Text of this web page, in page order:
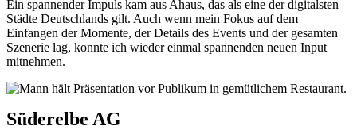
Ein spannender Impuls kam aus Ahaus, das als eine der digitalsten
Städte Deutschlands gilt. Auch wenn mein Fokus auf dem
Einfangen der Momente, der Details des Events und der gesamten
Szenerie lag, konnte ich wieder einmal spannenden neuen Input
mitnehmen.
Süderelbe AG